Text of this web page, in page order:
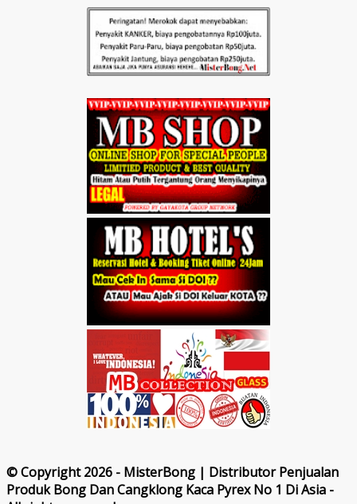
© Copyright 2026 - MisterBong | Distributor Penjualan
Produk Bong Dan Cangklong Kaca Pyrex No 1 Di Asia -